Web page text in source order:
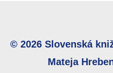
© 2026 Slovenská
Mateja